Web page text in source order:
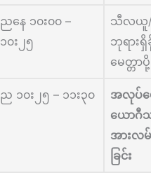
ညနေ ၁၀း၀၀ –
၁၀း၂၅
သီလယူ/
ဘုရားရှိခိုး
မေတ္တာပို့ခြ
ည ၁၀း၂၅ – ၁၁း၃၀
အလုပ်ပေး
ယောဂီသစ်မ
အားလမ်း
ခြင်း